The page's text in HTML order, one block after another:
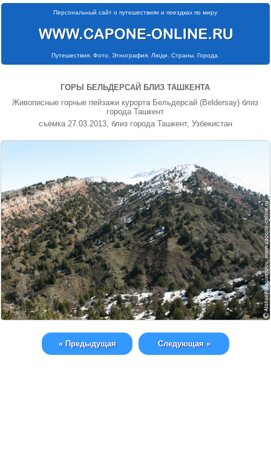
Персональный сайт о путешествиях и поездках по миру
Путешествия. Фото. Этнография. Люди. Страны. Города.
ГОРЫ БЕЛЬДЕРСАЙ БЛИЗ ТАШКЕНТА
Живописные горные пейзажи курорта Бельдерсай (Beldersay) близ
города Ташкент
съёмка 27.03.2013, близ города Ташкент, Узбекистан
« Предыдущая Следующая »